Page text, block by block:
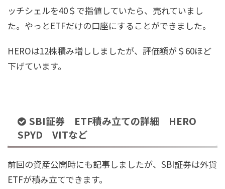
ッチシェルを40＄で指値していたら、売れていまし
た。やっとETFだけの口座にすることができました。
HEROは12株積み増ししましたが、評価額が＄60ほど
下げています。
SBI証券 ETF積み立ての詳細 HERO
SPYD VITなど
前回の資産公開時にも記事しましたが、SBI証券は外貨
ETFが積み立てできます。